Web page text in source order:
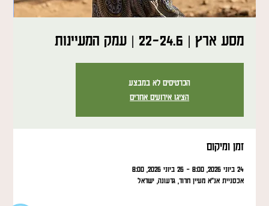
מסע ארץ | 22-24.6 | עמק המעיינות
הכרטיסים לא במבצע
הציגו אירועים אחרים
זמן ומיקום
24 ביוני 2026, 8:00 – 26 ביוני 2026, 8:00
אכסניית אנ"א מעיין חרוד, גדעונה, ישראל